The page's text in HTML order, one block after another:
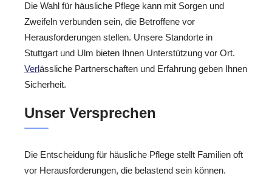
Die Wahl für häusliche Pflege kann mit Sorgen und
Zweifeln verbunden sein, die Betroffene vor
Herausforderungen stellen. Unsere Standorte in
Stuttgart und Ulm bieten Ihnen Unterstützung vor Ort.
Verlässliche Partnerschaften und Erfahrung geben Ihnen
Sicherheit.
Unser Versprechen
Die Entscheidung für häusliche Pflege stellt Familien oft
vor Herausforderungen, die belastend sein können.